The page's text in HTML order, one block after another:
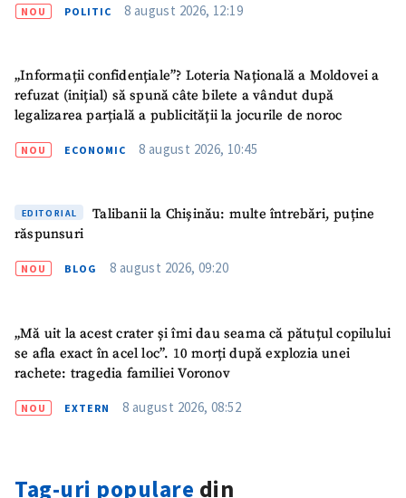
NOU POLITIC 8 august 2026, 12:19
„Informații confidențiale”? Loteria Națională a Moldovei a
refuzat (inițial) să spună câte bilete a vândut după
legalizarea parțială a publicității la jocurile de noroc
NOU ECONOMIC 8 august 2026, 10:45
EDITORIAL
Talibanii la Chișinău: multe întrebări, puține
răspunsuri
NOU BLOG 8 august 2026, 09:20
„Mă uit la acest crater și îmi dau seama că pătuțul copilului
se afla exact în acel loc”. 10 morți după explozia unei
rachete: tragedia familiei Voronov
NOU EXTERN 8 august 2026, 08:52
Tag-uri populare din
Titlu știre
+ Adaugă titlu
Sursă anonimă